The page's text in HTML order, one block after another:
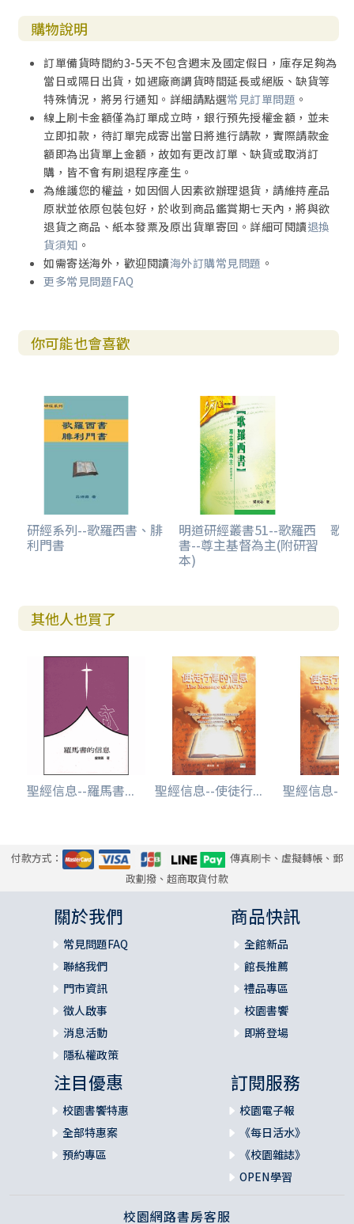
購物說明
訂單備貨時間約3-5天不包含週末及國定假日，庫存足夠為
當日或隔日出貨，如遇廠商調貨時間延長或絕版、缺貨等
特殊情況，將另行通知。詳細請點選常見訂單問題 。
線上刷卡金額僅為訂單成立時，銀行預先授權金額，並未
立即扣款，待訂單完成寄出當日將進行請款，實際請款金
額即為出貨單上金額，故如有更改訂單、缺貨或取消訂
購，皆不會有刷退程序產生。
為維護您的權益，如因個人因素欲辦理退貨，請維持產品
原狀並依原包裝包好，於收到商品鑑賞期七天內，將與欲
退貨之商品、紙本發票及原出貨單寄回。詳細可閱讀退換
貨須知 。
如需寄送海外，歡迎閱讀海外訂購常見問題 。
更多常見問題FAQ
你可能也會喜歡
研經系列--歌羅西書、腓
利門書
明道研經叢書51--歌羅西
書--尊主基督為主(附研習
本)
歌
其他人也買了
聖經信息--羅馬書... 聖經信息--使徒行... 聖經信息--
付款方式：
傳真刷卡、虛擬轉帳、郵
政劃撥、超商取貨付款
關於我們
常見問題FAQ
聯絡我們
門市資訊
徵人啟事
消息活動
隱私權政策
商品快訊
全館新品
館長推薦
禮品專區
校園書饗
即將登場
注目優惠
校園書饗特惠
全部特惠案
預約專區
訂閱服務
校園電子報
《每日活水》
《校園雜誌》
OPEN學習
校園網路書房客服